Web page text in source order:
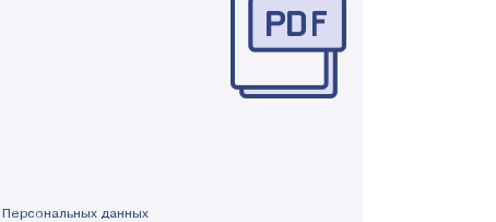
Персональных данных